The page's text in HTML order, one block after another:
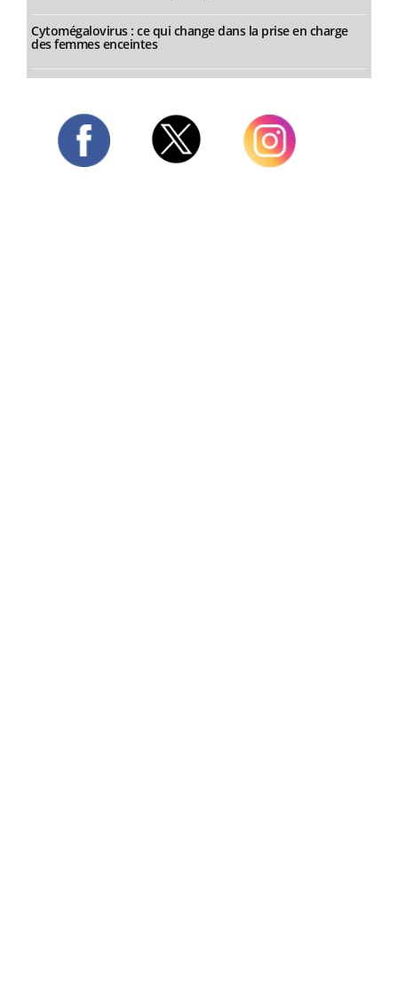
Cytomégalovirus : ce qui change dans la prise en charge
des femmes enceintes